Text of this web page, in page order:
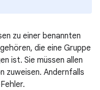
zu einer benannten
die eine Gruppe
ist. Sie müssen allen
zuweisen. Andernfalls